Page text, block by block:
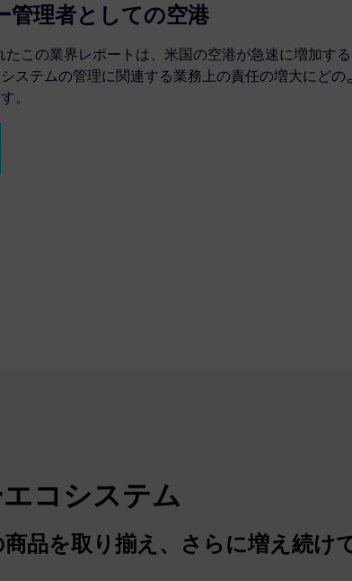
管理者としての空港
たこの業界レポートは、米国の空港が急速に増加す
ステムの管理に関連する業務上の責任の増大にどの
。
コシステム
品を取り揃え、さらに増え続け